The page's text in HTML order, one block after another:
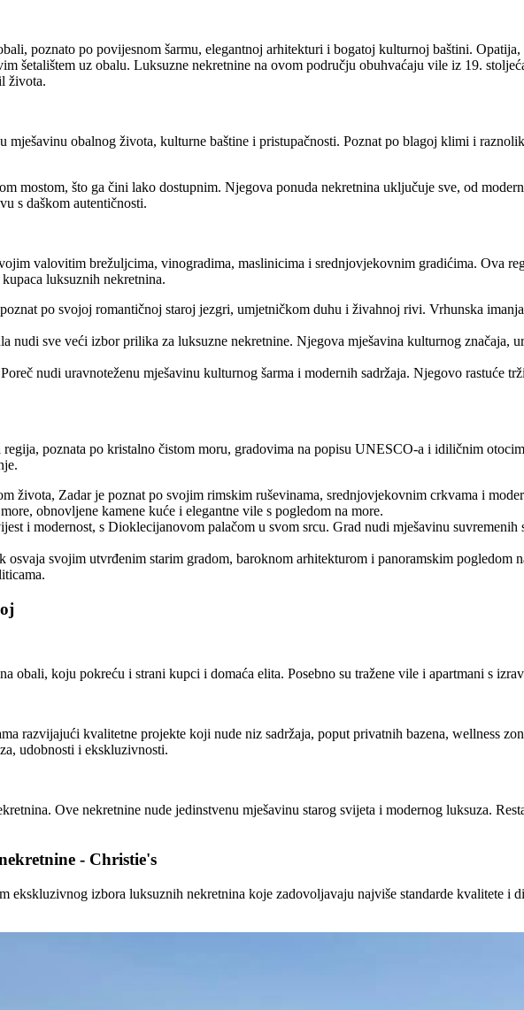
poznato po povijesnom šarmu, elegantnoj arhitekturi i bogatoj kulturnoj baštini.
šetalištem uz obalu. Luksuzne nekretnine na ovom području obuhvaćaju vile iz 19.
života.
obalnog života, kulturne baštine i pristupačnosti. Poznat po blagoj klimi i
mostom, što ga čini lako dostupnim. Njegova ponuda nekretnina uključuje sve, od
s daškom autentičnosti.
valovitim brežuljcima, vinogradima, maslinicima i srednjovjekovnim gradićima. Ova
luksuznih nekretnina.
po svojoj romantičnoj staroj jezgri, umjetničkom duhu i živahnoj rivi. Vrhunska
nudi sve veći izbor prilika za luksuzne nekretnine. Njegova mješavina kulturnog značaja,
nudi uravnoteženu mješavinu kulturnog šarma i modernih sadržaja. Njegovo rastuće
poznata po kristalno čistom moru, gradovima na popisu UNESCO-a i idiličnim
života, Zadar je poznat po svojim rimskim ruševinama, srednjovjekovnim crkvama i
obnovljene kamene kuće i elegantne vile s pogledom na more.
i modernost, s Dioklecijanovom palačom u svom srcu. Grad nudi mješavinu
osvaja svojim utvrđenim starim gradom, baroknom arhitekturom i panoramskim pogledom
obali, koju pokreću i strani kupci i domaća elita. Posebno su tražene vile i apartmani s
razvijajući kvalitetne projekte koji nude niz sadržaja, poput privatnih bazena, wellness
udobnosti i ekskluzivnosti.
Ove nekretnine nude jedinstvenu mješavinu starog svijeta i modernog luksuza.
- Christie's
ekskluzivnog izbora luksuznih nekretnina koje zadovoljavaju najviše standarde kvalitete i